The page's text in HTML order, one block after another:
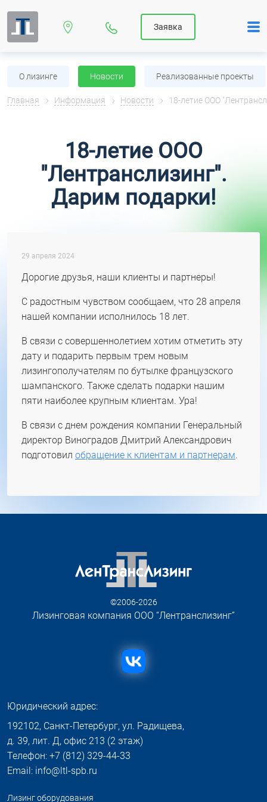
Заявка
О лизинге Новости Реализованные проекты
Главная Информация Новости 18-летие ООО
18-летие ООО
"Лентранслизинг".
Дарим подарки!
29 апреля 2024
Дорогие друзья, наши клиенты и партнеры!
С радостным чувством сообщаем, что 28 апреля
нашей компании исполнилось 18 лет.
В связи с совершеннолетием хотим отметить эту
дату и подарить первым трем новым
лизингополучателям по бутылке французского
шампанского. Также сделать подарки нашим
пяти наиболее крупным клиентам. Ура!
В связи с днем рождения компании Генеральный
директор Виноградов Дмитрий Александрович
подготовил обращение к клиентам и партнерам.
©2006-2026
Лизинговая компания ООО “Лентранслизинг”
Юридический адрес:
192102, Санкт-Петербург, ул. Радищева,
д. 39, лит. Д, офис 213 (2 этаж)
Телефон: +7 (812) 329-44-33
Email: info@ltl-spb.ru
Лизинг оборудования